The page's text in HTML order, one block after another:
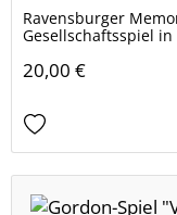
Ravensburger
Gesellschaftsspiel
20,00 €